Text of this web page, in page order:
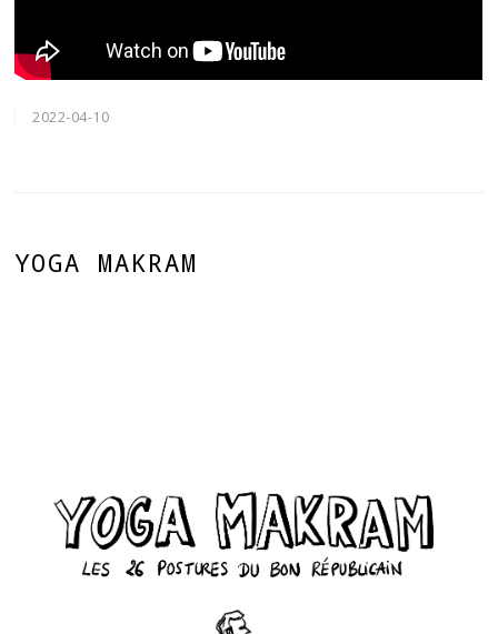
2022-04-10
YOGA MAKRAM